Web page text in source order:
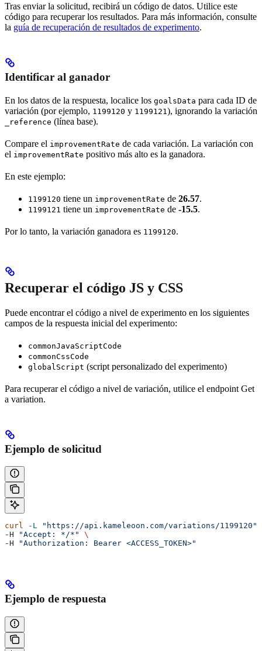
Tras enviar la solicitud, recibirá un código de datos. Utilice este
código para recuperar los resultados. Para más información, consulte
la guía de recuperación de resultados de experimento.
Identificar al ganador
En los datos de la respuesta, localice los goalsData para cada ID de
variación (por ejemplo, 1199120 y 1199121 ), ignorando la variación
_reference (línea base).
Compare el improvementRate de cada variación. La variación con
el improvementRate positivo más alto es la ganadora.
En este ejemplo:
1199120 tiene un improvementRate de 26.57.
1199121 tiene un improvementRate de -15.5.
Por lo tanto, la variación ganadora es 1199120.
Recuperar el código JS y CSS
Puede encontrar el código a nivel de experimento en los siguientes
campos de la respuesta inicial del experimento:
commonJavaScriptCode
commonCssCode
globalScript (script personalizado del experimento)
Para recuperar el código a nivel de variación, utilice el endpoint Get
a variation.
Ejemplo de solicitud
curl -L "https://api.kameleoon.com/variations/1199120"
-H
"Accept: */*"
\
-H
"Authorization: Bearer <ACCESS_TOKEN>"
Ejemplo de respuesta